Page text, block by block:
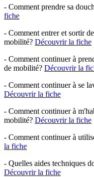
- Comment prendre sa
fiche
- Comment entrer et sortir
mobilité? Découvrir la fiche
- Comment continuer à
de mobilité? Découvrir la
- Comment continuer à se
Découvrir la fiche
- Comment continuer à
mobilité? Découvrir la fiche
- Comment continuer à
la fiche
- Quelles aides techniques
Découvrir la fiche